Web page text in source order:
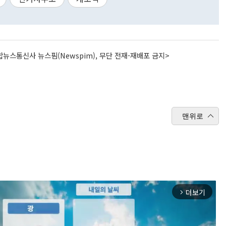
뉴스통신사 뉴스핌(Newspim), 무단 전재-재배포 금지>
맨위로
arrow_forward_ios 더보기